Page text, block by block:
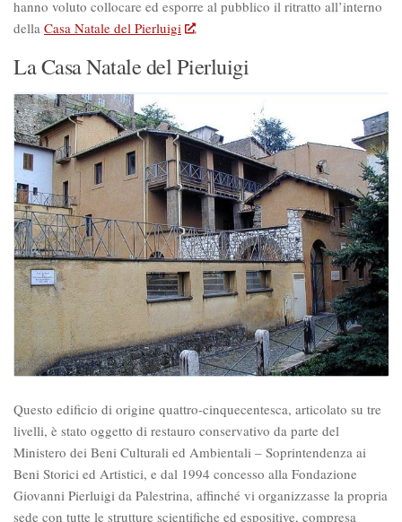
hanno voluto collocare ed esporre al pubblico il ritratto all’interno
della Casa Natale del Pierluigi .
La Casa Natale del Pierluigi
Questo edificio di origine quattro-cinquecentesca, articolato su tre
livelli, è stato oggetto di restauro conservativo da parte del
Ministero dei Beni Culturali ed Ambientali – Soprintendenza ai
Beni Storici ed Artistici, e dal 1994 concesso alla Fondazione
Giovanni Pierluigi da Palestrina, affinché vi organizzasse la propria
sede con tutte le strutture scientifiche ed espositive, compresa